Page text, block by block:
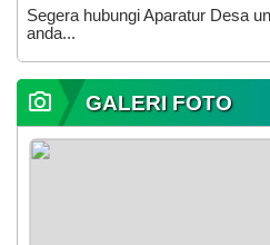
Segera hubungi Aparatur Desa
anda...
GALERI FOTO